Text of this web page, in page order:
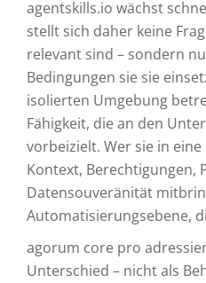
agentskills.io wächst
stellt sich daher keine
relevant sind – sondern
Bedingungen sie sie
isolierten Umgebung
Fähigkeit, die an den
vorbeizielt. Wer sie in
Kontext, Berechtigungen,
Datensouveränität
Automatisierungsebene,
agorum core pro
Unterschied – nicht als